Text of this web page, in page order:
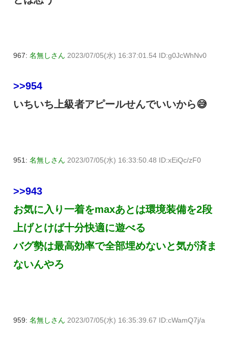
967: 名無しさん 2023/07/05(水) 16:37:01.54 ID:g0JcWhNv0
>>954
いちいち上級者アピールせんでいいから😅
951: 名無しさん 2023/07/05(水) 16:33:50.48 ID:xEiQc/zF0
>>943
お気に入り一着をmaxあとは環境装備を2段
上げとけば十分快適に遊べる
バグ勢は最高効率で全部埋めないと気が済ま
ないんやろ
959: 名無しさん 2023/07/05(水) 16:35:39.67 ID:cWamQ7j/a